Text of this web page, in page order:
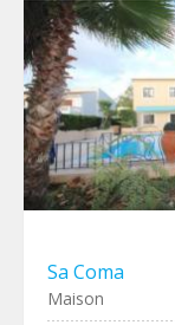
Sa Coma
Maison